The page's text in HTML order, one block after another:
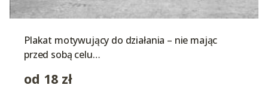
Plakat motywujący do działania – nie mając
przed sobą celu…
od 18 zł